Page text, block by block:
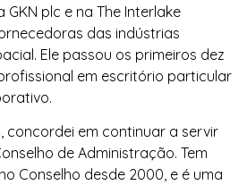
GKN plc e na The Interlake
das indústrias
Ele passou os primeiros dez
em escritório particular
concordei em continuar a servir
de Administração. Tem
Conselho desde 2000, e é uma